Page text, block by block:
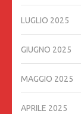
LUGLIO 2025
GIUGNO 2025
MAGGIO 2025
APRILE 2025